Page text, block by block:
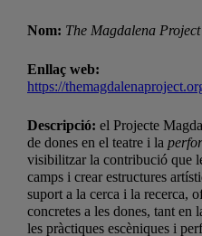
Nom: The Magdalena Project
Enllaç web:
https://
Descripció: el Projecte
de dones en el teatre i la
visibilitzar la contribució que
camps i crear estructures
suport a la cerca i la recerca,
concretes a les dones, tant en
les pràctiques escèniques i